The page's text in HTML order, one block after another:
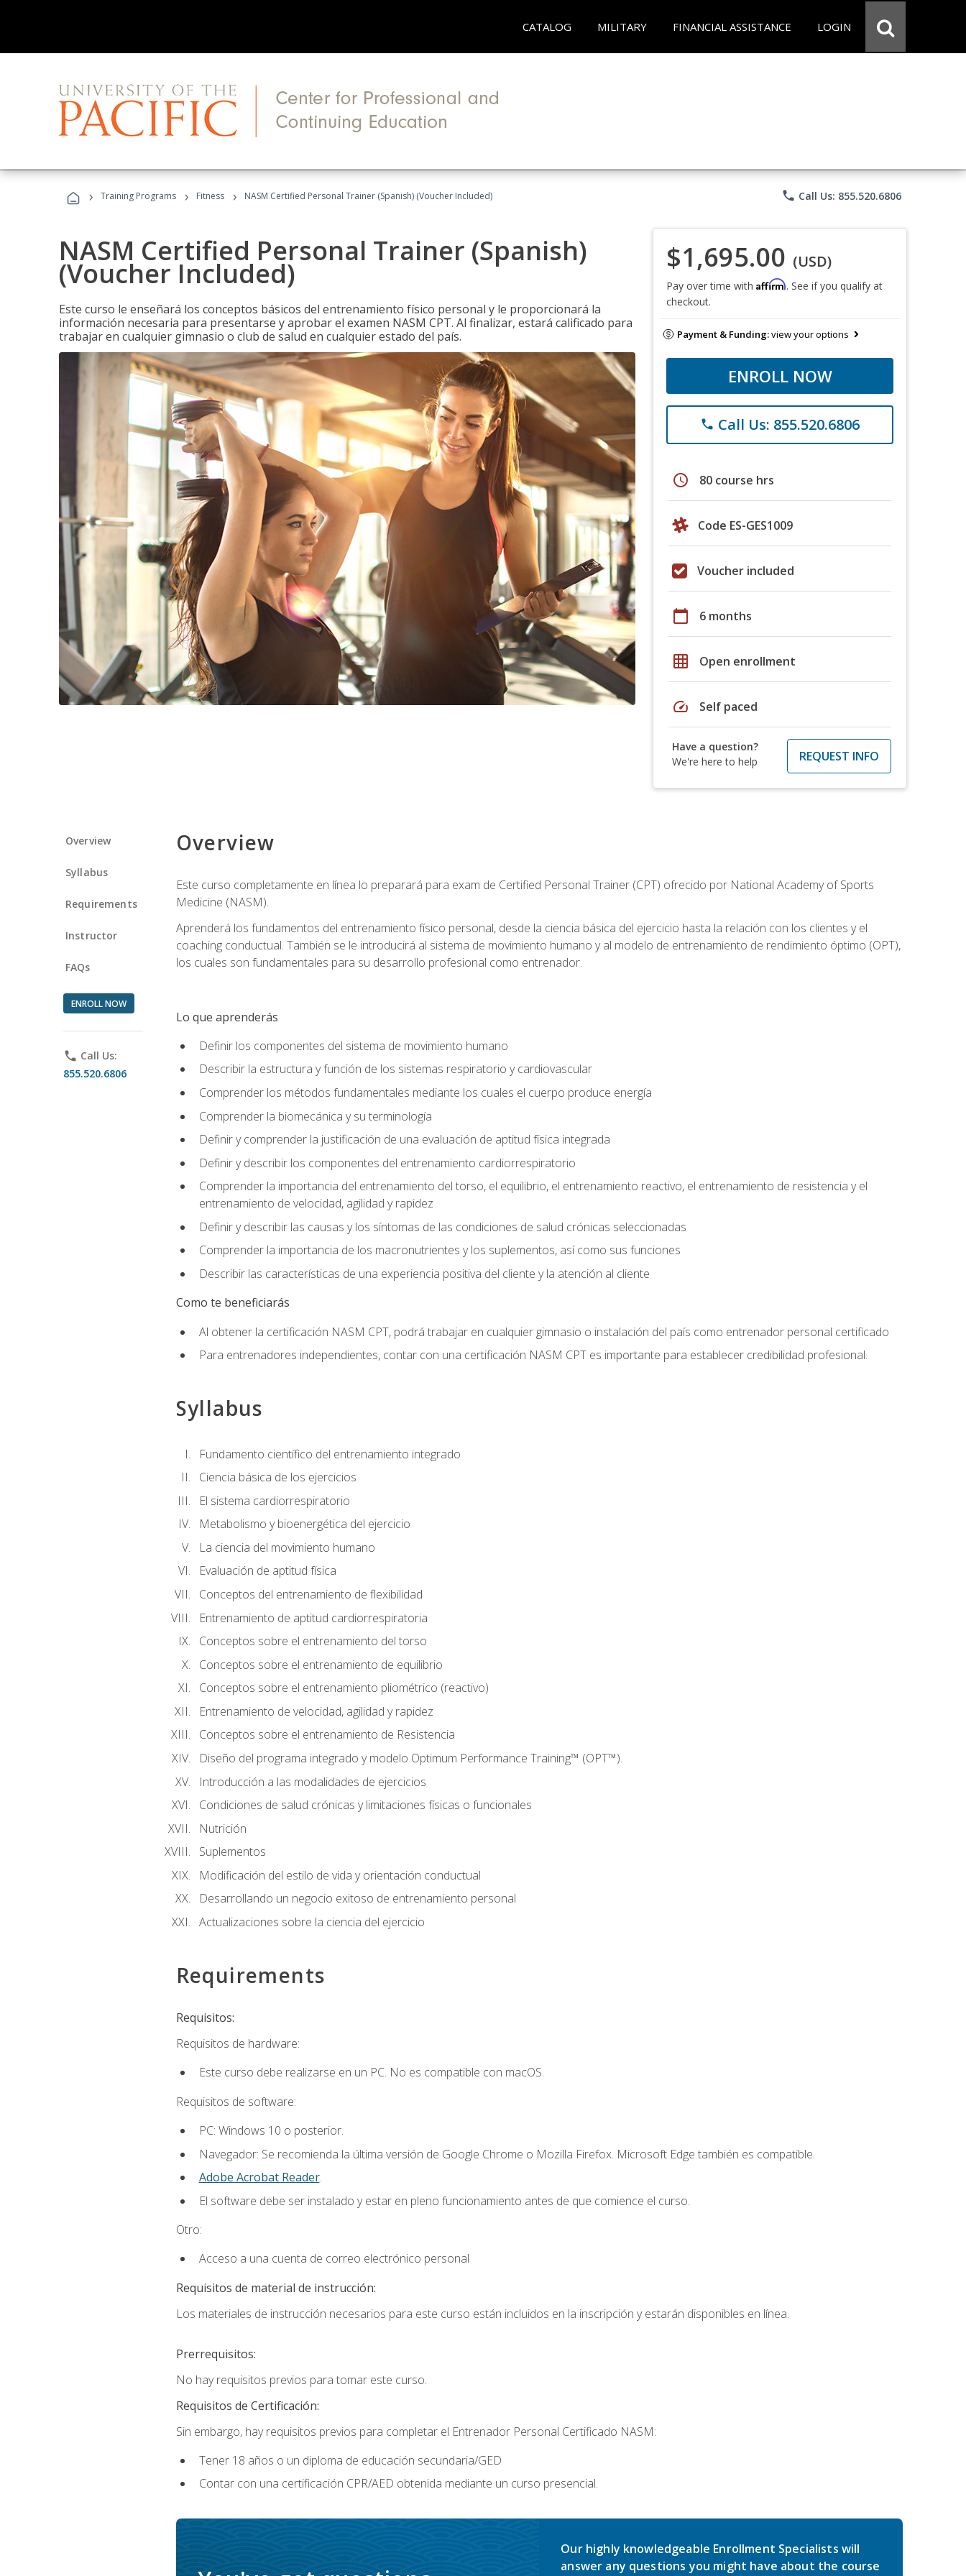
CATALOG MILITARY FINANCIAL ASSISTANCE LOGIN
› Training Programs › Fitness › NASM Certified Personal Trainer (Spanish) (Voucher Included) phone Call Us: 855.520.6806
NASM Certified Personal Trainer (Spanish)
(Voucher Included)
Este curso le enseñará los conceptos básicos del entrenamiento físico personal y le proporcionará la
información necesaria para presentarse y aprobar el examen NASM CPT. Al finalizar, estará calificado para
trabajar en cualquier gimnasio o club de salud en cualquier estado del país.
$1,695.00 (USD)
Pay over time with Affirm. See if you qualify at
checkout.
Payment & Funding:view your options
ENROLL NOW
phone Call Us: 855.520.6806
schedule 80 course hrs
Code ES-GES1009
Voucher included
calendar_today 6 months
grid_on Open enrollment
speed Self paced
Have a question?
We're here to help
REQUEST INFO
Overview
Syllabus
Requirements
Instructor
FAQs
ENROLL NOW
phone Call Us:
855.520.6806
Overview
Este curso completamente en línea lo preparará para exam de Certified Personal Trainer (CPT) ofrecido por National Academy of Sports
Medicine (NASM).
Aprenderá los fundamentos del entrenamiento físico personal, desde la ciencia básica del ejercicio hasta la relación con los clientes y el
coaching conductual. También se le introducirá al sistema de movimiento humano y al modelo de entrenamiento de rendimiento óptimo (OPT),
los cuales son fundamentales para su desarrollo profesional como entrenador.
Lo que aprenderás
Definir los componentes del sistema de movimiento humano
Describir la estructura y función de los sistemas respiratorio y cardiovascular
Comprender los métodos fundamentales mediante los cuales el cuerpo produce energía
Comprender la biomecánica y su terminología
Definir y comprender la justificación de una evaluación de aptitud física integrada
Definir y describir los componentes del entrenamiento cardiorrespiratorio
Comprender la importancia del entrenamiento del torso, el equilibrio, el entrenamiento reactivo, el entrenamiento de resistencia y el
entrenamiento de velocidad, agilidad y rapidez
Definir y describir las causas y los síntomas de las condiciones de salud crónicas seleccionadas
Comprender la importancia de los macronutrientes y los suplementos, así como sus funciones
Describir las características de una experiencia positiva del cliente y la atención al cliente
Como te beneficiarás
Al obtener la certificación NASM CPT, podrá trabajar en cualquier gimnasio o instalación del país como entrenador personal certificado
Para entrenadores independientes, contar con una certificación NASM CPT es importante para establecer credibilidad profesional.
Syllabus
Fundamento científico del entrenamiento integrado
Ciencia básica de los ejercicios
El sistema cardiorrespiratorio
Metabolismo y bioenergética del ejercicio
La ciencia del movimiento humano
Evaluación de aptitud física
Conceptos del entrenamiento de flexibilidad
Entrenamiento de aptitud cardiorrespiratoria
Conceptos sobre el entrenamiento del torso
Conceptos sobre el entrenamiento de equilibrio
Conceptos sobre el entrenamiento pliométrico (reactivo)
Entrenamiento de velocidad, agilidad y rapidez
Conceptos sobre el entrenamiento de Resistencia
Diseño del programa integrado y modelo Optimum Performance Training™ (OPT™).
Introducción a las modalidades de ejercicios
Condiciones de salud crónicas y limitaciones físicas o funcionales
Nutrición
Suplementos
Modificación del estilo de vida y orientación conductual
Desarrollando un negocio exitoso de entrenamiento personal
Actualizaciones sobre la ciencia del ejercicio
Requirements
Requisitos:
Requisitos de hardware:
Este curso debe realizarse en un PC. No es compatible con macOS.
Requisitos de software:
PC: Windows 10 o posterior.
Navegador: Se recomienda la última versión de Google Chrome o Mozilla Firefox. Microsoft Edge también es compatible.
Adobe Acrobat Reader.
El software debe ser instalado y estar en pleno funcionamiento antes de que comience el curso.
Otro:
Acceso a una cuenta de correo electrónico personal
Requisitos de material de instrucción:
Los materiales de instrucción necesarios para este curso están incluidos en la inscripción y estarán disponibles en línea.
Prerrequisitos:
No hay requisitos previos para tomar este curso.
Requisitos de Certificación:
Sin embargo, hay requisitos previos para completar el Entrenador Personal Certificado NASM:
Tener 18 años o un diploma de educación secundaria/GED
Contar con una certificación CPR/AED obtenida mediante un curso presencial.
Our highly knowledgeable Enrollment Specialists will
answer any questions you might have about the course